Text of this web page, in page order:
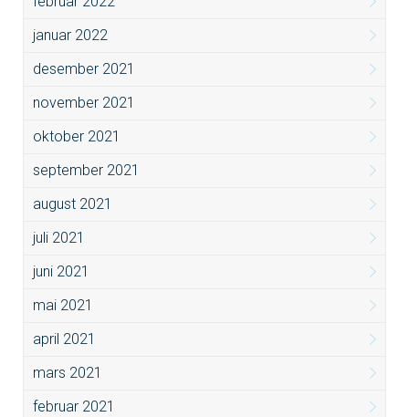
januar 2022
desember 2021
november 2021
oktober 2021
september 2021
august 2021
juli 2021
juni 2021
mai 2021
april 2021
mars 2021
februar 2021